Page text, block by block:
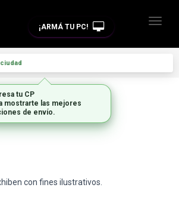
¡ARMÁ TU PC!
Notebooks
con fines ilustrativos.
tu CP
mostrarte las mejores
de envío.